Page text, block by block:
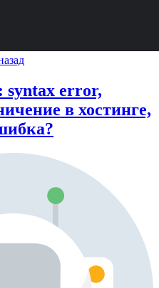
syntax error,
в хостинге,